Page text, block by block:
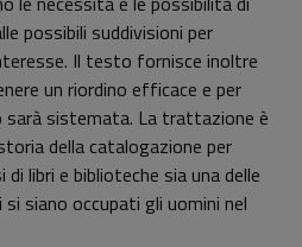
possibili suddivisioni per
Il testo fornisce inoltre
un riordino efficace e per
sarà sistemata. La trattazione è
della catalogazione per
libri e biblioteche sia una delle
siano occupati gli uomini nel